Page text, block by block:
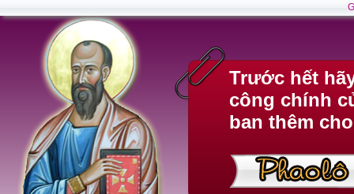
Trước hết
công chính
ban thêm cho